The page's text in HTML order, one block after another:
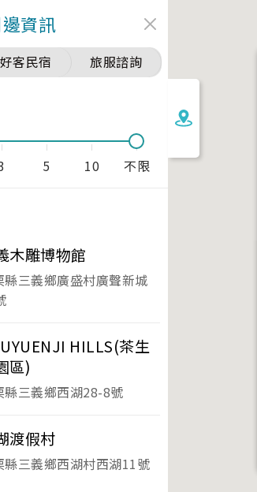
資訊
好客民宿 旅服諮詢
5 10 不限
木雕博物館
縣三義鄉廣盛村廣聲新城
HILLS(茶生
區)
縣三義鄉西湖28-8號
渡假村
縣三義鄉西湖村西湖11號